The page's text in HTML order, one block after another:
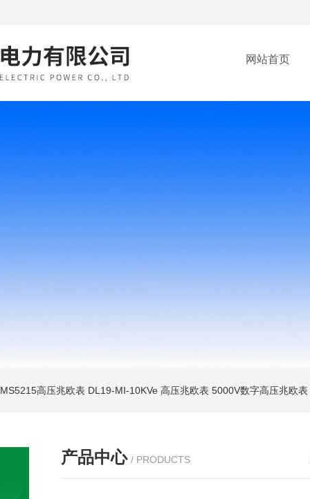
网站首页
MS5215高压兆欧表 DL19-MI-10KVe 高压兆欧表 5000V数字高压兆欧表
产品中心 / PRODUCTS